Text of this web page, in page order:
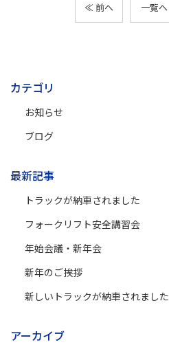
≪ 前へ 一覧へ
カテゴリ
お知らせ
ブログ
最新記事
トラックが納車されました
フォークリフト安全講習会
年始会議・新年会
新年のご挨拶
新しいトラックが納車されました
アーカイブ